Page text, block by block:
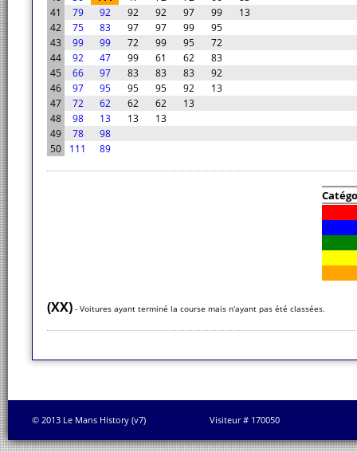
41
79 92 92 92 97 99
13
42
75 83 97 97 99
95
43
99 99 72 99 95
72
44
92 47 99 61 62
83
45
66 97 83 83 83
92
46
97 95 95 95 92
13
47
72 62 62 62
13
48
98 13 13
13
49
78
98
50
111 89
(XX) - Voitures ayant terminé la course mais n'ayant pas été classées.
© 2013 Le Mans History (v7) Visiteur # 170050